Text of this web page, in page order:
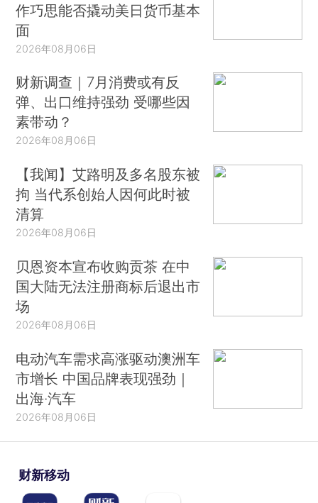
作巧思能否撬动美日货币基本
面
2026年08月06日
财新调查｜7月消费或有反
弹、出口维持强劲 受哪些因
素带动？
2026年08月06日
【我闻】艾路明及多名股东被
拘 当代系创始人因何此时被
清算
2026年08月06日
贝恩资本宣布收购贡茶 在中
国大陆无法注册商标后退出市
场
2026年08月06日
电动汽车需求高涨驱动澳洲车
市增长 中国品牌表现强劲｜
出海·汽车
2026年08月06日
财新移动